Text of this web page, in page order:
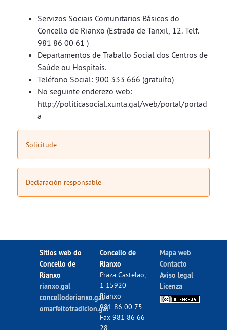
Servizos Sociais Comunitarios Básicos do
Concello de Rianxo (Estrada de Tanxil, 12. Telf.
981 86 00 61 )
Departamentos de Traballo Social dos Centros de
Saúde ou Hospitais.
Teléfono Social: 900 333 666 (gratuíto)
No seguinte enderezo web:
http://politicasocial.xunta.gal/web/portal/portad
a
Solicitude
Declaración responsable
Sitios web do
Concello de
Rianxo
rianxo.gal
concelloderianxo.gal
omarfeitotradicion.gal
Concello de
Rianxo
Praza Castelao,
1 15920
Rianxo
981 86 00 75
Fax 981 86 66
28
Mapa web
Contacto
Aviso legal
Licenza